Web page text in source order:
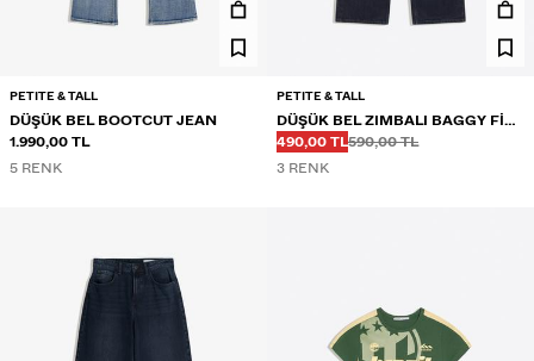
PETITE & TALL
DÜŞÜK BEL BOOTCUT JEAN
1.990,00 TL
5 RENK
PETITE & TALL
DÜŞÜK BEL ZIMBALI BAGGY FIT
JEAN
İNDIRIMLI FIYAT
490,00 TLÖnce
590,00 TL
Önce
3 RENK